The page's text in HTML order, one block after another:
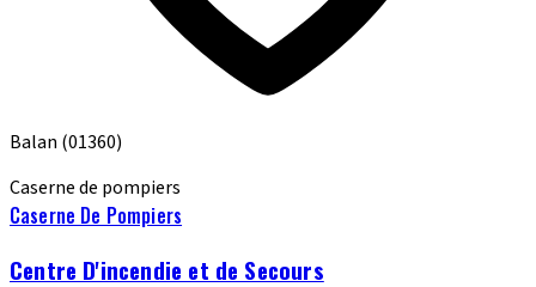
Balan (01360)
Caserne de pompiers
Caserne De Pompiers
Centre D'incendie et de Secours